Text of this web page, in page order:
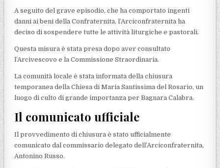
A seguito del grave episodio, che ha comportato ingenti
danni ai beni della Confraternita, l’Arciconfraternita ha
deciso di sospendere tutte le attività liturgiche e pastorali.
Questa misura è stata presa dopo aver consultato
l’Arcivescovo e la Commissione Straordinaria.
La comunità locale è stata informata della chiusura
temporanea della Chiesa di Maria Santissima del Rosario, un
luogo di culto di grande importanza per Bagnara Calabra.
Il comunicato ufficiale
Il provvedimento di chiusura è stato ufficialmente
comunicato dal commissario delegato dell’Arciconfraternita,
Antonino Russo.